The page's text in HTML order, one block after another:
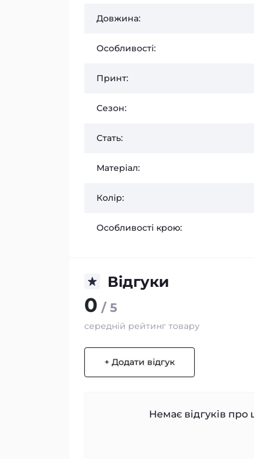
Довжина:
Особливості:
Принт:
Сезон:
Стать:
Матеріал:
Колір:
Особливості крою:
Відгуки
0 / 5
середній рейтинг товару
+ Додати відгук
Немає відгуків про